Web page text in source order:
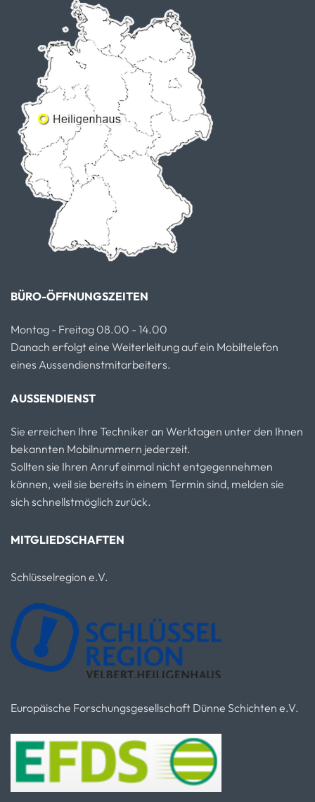
BÜRO-ÖFFNUNGSZEITEN
Montag - Freitag 08.00 - 14.00
Danach erfolgt eine Weiterleitung auf ein Mobiltelefon
eines Aussendienstmitarbeiters.
AUSSENDIENST
Sie erreichen Ihre Techniker an Werktagen unter den Ihnen
bekannten Mobilnummern jederzeit.
Sollten sie Ihren Anruf einmal nicht entgegennehmen
können, weil sie bereits in einem Termin sind, melden sie
sich schnellstmöglich zurück.
MITGLIEDSCHAFTEN
Schlüsselregion e.V.
Europäische Forschungsgesellschaft Dünne Schichten e.V.